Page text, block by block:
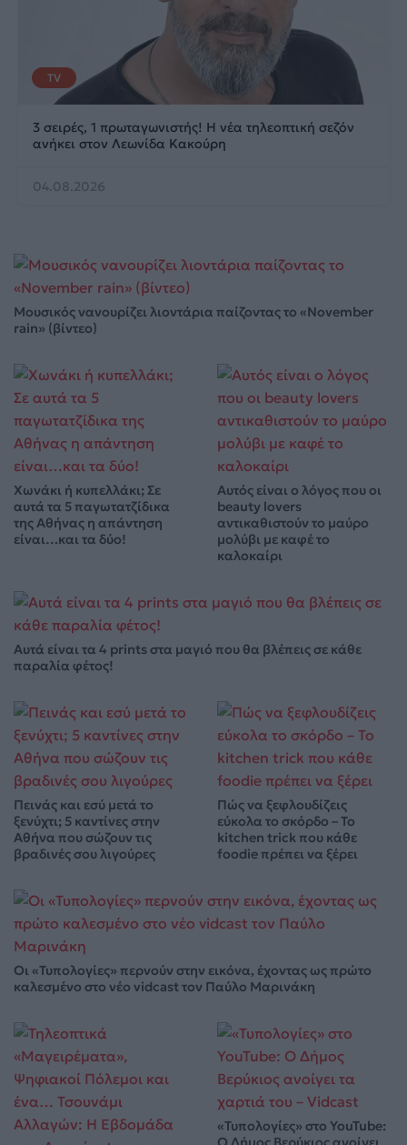
TV
3 σειρές, 1 πρωταγωνιστής! Η νέα τηλεοπτική σεζόν
ανήκει στον Λεωνίδα Κακούρη
04.08.2026
Μουσικός νανουρίζει λιοντάρια παίζοντας το «November
rain» (βίντεο)
Χωνάκι ή κυπελλάκι; Σε
αυτά τα 5 παγωτατζίδικα
της Αθήνας η απάντηση
είναι…και τα δύο!
Αυτός είναι ο λόγος που οι
beauty lovers
αντικαθιστούν το μαύρο
μολύβι με καφέ το
καλοκαίρι
Αυτά είναι τα 4 prints στα μαγιό που θα βλέπεις σε κάθε
παραλία φέτος!
Πεινάς και εσύ μετά το
ξενύχτι; 5 καντίνες στην
Αθήνα που σώζουν τις
βραδινές σου λιγούρες
Πώς να ξεφλουδίζεις
εύκολα το σκόρδο – Το
kitchen trick που κάθε
foodie πρέπει να ξέρει
Οι «Τυπολογίες» περνούν στην εικόνα, έχοντας ως πρώτο
καλεσμένο στο νέο vidcast τον Παύλο Μαρινάκη
«Τυπολογίες» στο YouTube: